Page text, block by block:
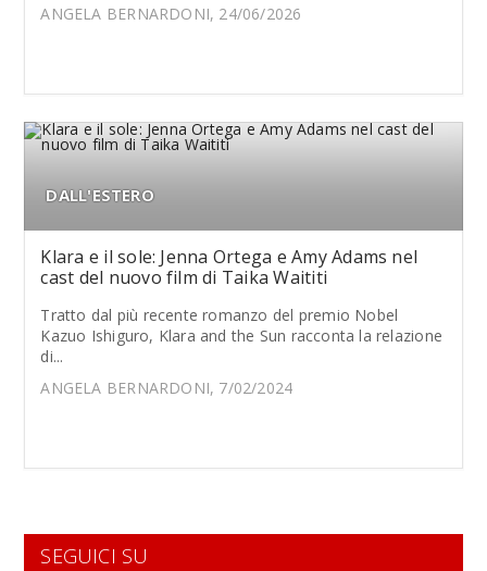
ANGELA BERNARDONI, 24/06/2026
DALL'ESTERO
Klara e il sole: Jenna Ortega e Amy Adams nel
cast del nuovo film di Taika Waititi
Tratto dal più recente romanzo del premio Nobel
Kazuo Ishiguro, Klara and the Sun racconta la relazione
di...
ANGELA BERNARDONI, 7/02/2024
SEGUICI SU